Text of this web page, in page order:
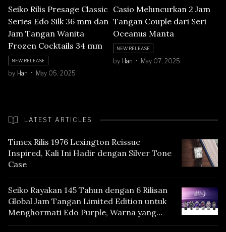
Seiko Rilis Presage Classic
Series Edo Silk 36 mm dan
Jam Tangan Wanita
Frozen Cocktails 34 mm
NEW RELEASE
by Han May 05, 2025
Casio Meluncurkan 2 Jam
Tangan Couple dari Seri
Oceanus Manta
NEW RELEASE
by Han May 07, 2025
LATEST ARTICLES
Timex Rilis 1976 Lexington Reissue
Inspired, Kali Ini Hadir dengan Silver Tone
Case
Seiko Rayakan 145 Tahun dengan 6 Rilisan
Global Jam Tangan Limited Edition untuk
Menghormati Edo Purple, Warna yang
Mencerminkan Warisan Tokyo